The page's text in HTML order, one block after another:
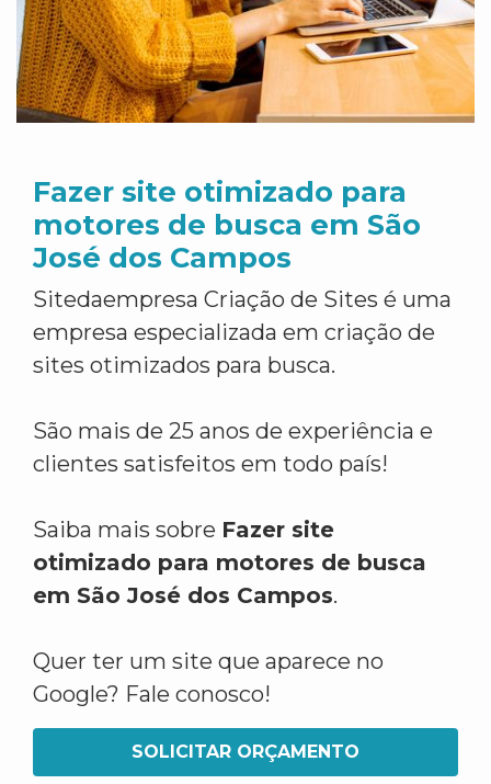
Fazer site otimizado para
motores de busca em São
José dos Campos
Sitedaempresa Criação de Sites é uma
empresa especializada em criação de
sites otimizados para busca.
São mais de 25 anos de experiência e
clientes satisfeitos em todo país!
Saiba mais sobre Fazer site
otimizado para motores de busca
em São José dos Campos.
Quer ter um site que aparece no
Google? Fale conosco!
SOLICITAR ORÇAMENTO